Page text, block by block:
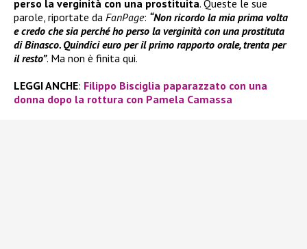
perso la verginità con una prostituita. Queste le sue
parole, riportate da FanPage: “Non ricordo la mia prima volta
e credo che sia perché ho perso la verginità con una prostituta
di Binasco. Quindici euro per il primo rapporto orale, trenta per
il resto”. Ma non è finita qui.
LEGGI ANCHE: Filippo Bisciglia paparazzato con una
donna dopo la rottura con Pamela Camassa